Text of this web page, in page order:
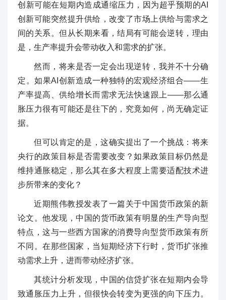
创新可能在短期内造成通缩压力，因为超乎预期的AI
创新可能突然提升供给，改变了市场上供给与需求之
间的关系。但从长期来看，结局有可能会逆转，理由
是，生产率提升会带动收入和需求的扩张。
然而，将来是否一定会出现逆转，我并不十分确
定。如果AI创新造成一种独特的宏观经济组合——生
产率提高、供给增长而需求无法快速跟上——那么通
胀压力很有可能还是往下的，究竟如何，尚无确定证
据。
但可以肯定的是，这确实提出了一个挑战：将来
央行的政策目标是否需要改变？如果政策目标仍然是
维持通胀稳定，那么其在多大程度上需要适配技术进
步所带来的变化？
近期熊伟教授发表了一篇关于中国货币政策的新
论文。他发现，中国的货币政策有明显的生产导向型
特点，这与一些西方国家的消费导向型货币政策有所
不同。在那些国家，当短期经济下行时，货币扩张推
动需求上升，进而带动经济扩张。
其统计分析发现，中国的信贷扩张在短期内会导
致通胀压力上升，但很快会转变为更强的向下压力。